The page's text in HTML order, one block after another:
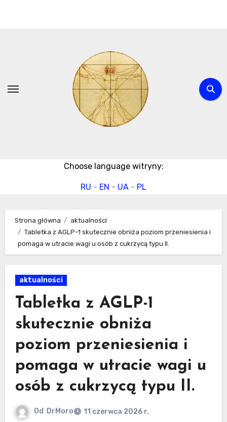
Choose language witryny:
RU - EN - UA - PL
Strona główna
aktualności
Tabletka z AGLP-1 skutecznie obniża poziom przeniesienia i
pomaga w utracie wagi u osób z cukrzycą typu II.
aktualności
Tabletka z AGLP-1
skutecznie obniża
poziom przeniesienia i
pomaga w utracie wagi u
osób z cukrzycą typu II.
Od DrMoro 11 czerwca 2026 r.